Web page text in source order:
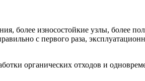
более износостойкие узлы, более
с первого раза,
органических отходов и